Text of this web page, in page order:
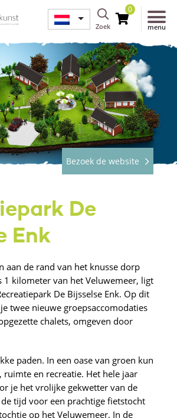
Zoek
0
menu
Bezoek de website
De
Enk
aan de rand van het knusse dorp
1 kilometer van het Veluwemeer, ligt
De Bijsselse Enk. Op dit
twee nieuwe groepsaccomodaties
chalets, omgeven door
paden. In een oase van groen kun
ruimte en recreatie. Het hele jaar
je het vrolijke gekwetter van de
tijd voor een prachtige fietstocht
op het Veluwemeer. In de